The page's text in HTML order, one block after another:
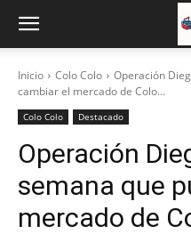
Inicio Colo Colo
Operación
cambiar el mercado de Colo...
Colo Colo Destacado
Operación
semana que
mercado de